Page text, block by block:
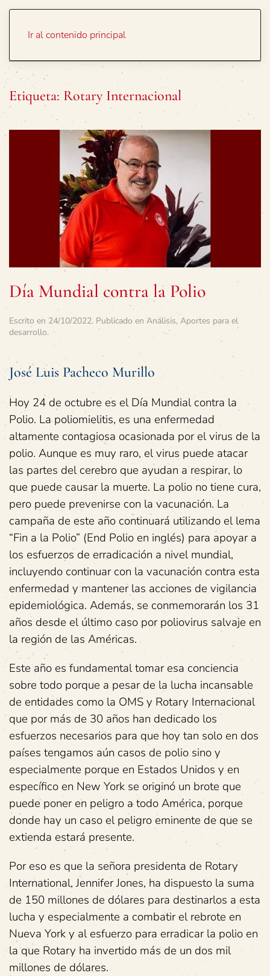
Ir al contenido principal
Etiqueta: Rotary Internacional
Día Mundial contra la Polio
Escrito en 24/10/2022. Publicado en Análisis, Aportes para el
desarrollo.
José Luis Pacheco Murillo
Hoy 24 de octubre es el Día Mundial contra la
Polio. La poliomielitis, es una enfermedad
altamente contagiosa ocasionada por el virus de la
polio. Aunque es muy raro, el virus puede atacar
las partes del cerebro que ayudan a respirar, lo
que puede causar la muerte. La polio no tiene cura,
pero puede prevenirse con la vacunación. La
campaña de este año continuará utilizando el lema
“Fin a la Polio” (End Polio en inglés) para apoyar a
los esfuerzos de erradicación a nivel mundial,
incluyendo continuar con la vacunación contra esta
enfermedad y mantener las acciones de vigilancia
epidemiológica. Además, se conmemorarán los 31
años desde el último caso por poliovirus salvaje en
la región de las Américas.
Este año es fundamental tomar esa conciencia
sobre todo porque a pesar de la lucha incansable
de entidades como la OMS y Rotary Internacional
que por más de 30 años han dedicado los
esfuerzos necesarios para que hoy tan solo en dos
países tengamos aún casos de polio sino y
especialmente porque en Estados Unidos y en
específico en New York se originó un brote que
puede poner en peligro a todo América, porque
donde hay un caso el peligro eminente de que se
extienda estará presente.
Por eso es que la señora presidenta de Rotary
International, Jennifer Jones, ha dispuesto la suma
de 150 millones de dólares para destinarlos a esta
lucha y especialmente a combatir el rebrote en
Nueva York y al esfuerzo para erradicar la polio en
la que Rotary ha invertido más de un dos mil
millones de dólares.